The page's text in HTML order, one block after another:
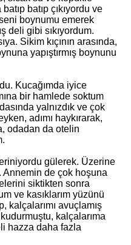
batıp çıkıyordu ve
boynumu emerek
deli gibi sıkıyordum.
Sikim kıçının arasında,
yapıştırmış boynunu
Kucağımda iyice
bir hamlede soktum
yalnızdık ve çok
adımı haykırarak,
odadan da otelin
gülerek. Üzerine
Annemin de çok hoşuna
siktikten sonra
ve kasıklarım yüzünü
kalçalarımı avuçlamış
kalçalarıma
hazza daha fazla